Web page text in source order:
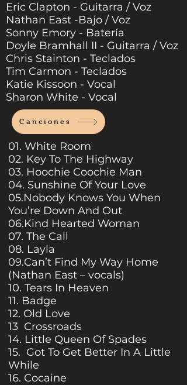
Eric Clapton - Guitarra / Voz
Nathan East -Bajo / Voz
Sonny Emory - Batería
Doyle Bramhall II - Guitarra / Voz
Chris Stainton - Teclados
Tim Carmon - Teclados
Katie Kissoon - Vocal
Sharon White - Vocal
Canciones
01. White Room
02. Key To The Highway
03. Hoochie Coochie Man
04. Sunshine Of Your Love
05.Nobody Knows You When
You’re Down And Out
06.Kind Hearted Woman
07. The Call
08. Layla
09.Can’t Find My Way Home
(Nathan East – vocals)
10. Tears In Heaven
11. Badge
12. Old Love
13 Crossroads
14. Little Queen Of Spades
15. Got To Get Better In A Little
While
16. Cocaine